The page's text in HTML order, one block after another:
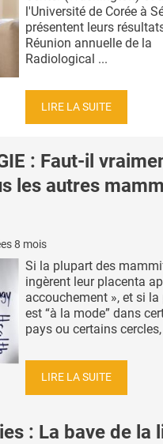
l'Université de Corée à
présentent leurs
Réunion annuelle de la
Radiological ...
LIRE LA SUITE
: Faut-il
les autres
8 mois
Si la plupart des
ingèrent leur placenta
accouchement », et si
est “à la mode” dans
pays ou certains cercles,
LIRE LA SUITE
: La bave de la